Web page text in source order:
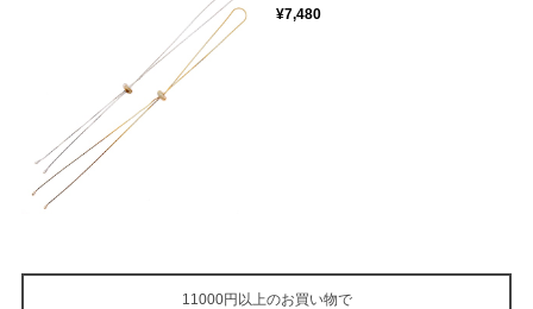
¥7,480
11000円以上のお買い物で